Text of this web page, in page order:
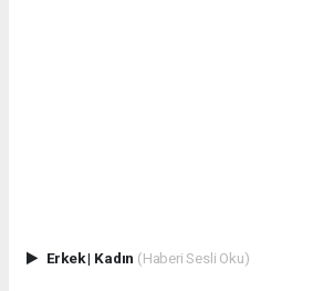
Erkek| Kadın (Haberi Sesli Oku)